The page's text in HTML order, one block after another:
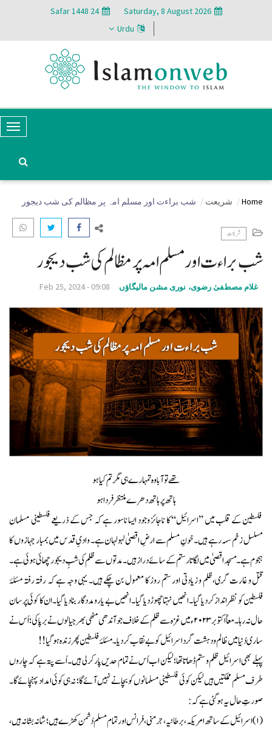
Saturday, 8 August 2026
24 Safar 1448
Urdu
T
i
g
a
t
i
o
n
Home شریعت شب براءت اور مسلم امہ پر مظالم کی شب دیجور
شریعت
شب براءت اور مسلم امہ پر مظالم کی شب دیجور
غلام مصطفیٰ رضوی، نوری مشن مالیگاؤں Feb 25, 2024 - 09:08
تھے تو آبا وہ تمہارے ہی مگر تم کیا ہو
ہاتھ پر ہاتھ دھرے منتظر فردا ہو
فلسطین کے قلب میں ’’اسرائیل‘‘ کا ناجائز وجود ایسا ناسور ہے کہ جس کے ذریعے فلسطینی مسلمان
مسلسل زخم سہہ رہے ہیں۔ خونِ مسلم سے ارضِ اقصیٰ لہولہان ہے۔ وادیِ قدس میں بمبار جہازوں کا
ہجوم ہے۔ مسجد اقصیٰ میں لگاتار ستم کے سائے دراز ہیں۔ مدتوں سے ظلم کی شبِ دیجور چھائی ہوئی ہے۔
قتل و غارت گری،ظلم و زیادتی اور ستم روز کا معمول بن چکے ہیں۔ یہی وجہ ہے کہ رفتہ رفتہ مسئلۂ
فلسطین کو نظرانداز کر دیا گیا۔ انھیں نہتا چھوڑ دیا گیا۔ انھیں بے یار و مددگار بنا دیا گیا۔ ان کا کوئی پرسان
حال نہ رہا۔معاً اکتوبر ۲۰۲۳ء میں غزہ سے ظلم کے خلاف جو آندھی مٹھی بھر جیالوں نے برپا کی؛ اُس نے
ساری دُنیا میں ظالم و دہشت گرد اسرائیل کو بے نقاب کر دیا۔ مسئلۂ فلسطین پھر زندہ ہو گیا!!
پہلے بھی اسرائیل ظلم و ستم ڈھاتا تھا؛ لیکن اب اُس نے تمام حدیں پار کر لی ہیں۔ اُسے پتہ ہے کہ چاروں
طرف مسلم مملکتیں ہیں لیکن کوئی فلسطینی مسلمانوں کو بچانے نہیں آئے گا؛ نہ ہی کوئی امداد پہنچائے گا۔
صورتِ حال یہ ہو گئی ہے کہ:
(۱) اسرائیل کے ساتھ امریکہ،برطانیہ، جرمنی، فرانس اور تمام مسلم دُشمن کھڑےہیں؛ شانہ بشانہ ہیں،